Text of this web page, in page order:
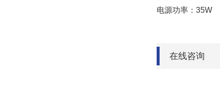
电源功率：35W
在线咨询